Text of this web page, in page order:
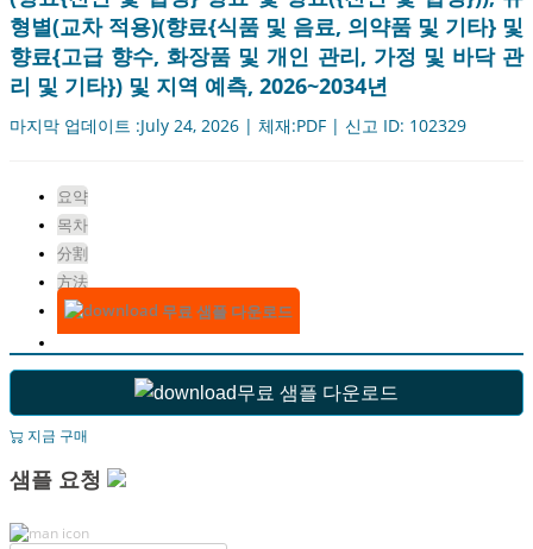
형별(교차 적용)(향료{식품 및 음료, 의약품 및 기타} 및
향료{고급 향수, 화장품 및 개인 관리, 가정 및 바닥 관
리 및 기타}) 및 지역 예측, 2026~2034년
마지막 업데이트 :July 24, 2026 | 체재:PDF | 신고 ID: 102329
요약
목차
分割
方法
무료 샘플 다운로드
무료 샘플 다운로드
지금 구매
샘플 요청